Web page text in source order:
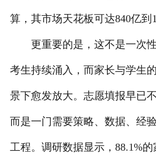
算，其市场天花板可达840亿到
更重要的是，这不是一次性
考生持续涌入，而家长与学生
景下愈发放大。志愿填报早已
而是一门需要策略、数据、经
工程。调研数据显示，88.1%